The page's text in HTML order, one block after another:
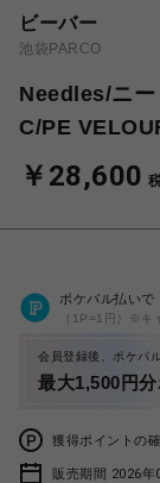
ビーバー
池袋PARCO
Needles/ニ
C/PE
￥28,600
ポケパル払いで
（1P=1円）※キ
会員登録後、ポケパ
最大1,500円
獲得ポイントの
販売期間 2026